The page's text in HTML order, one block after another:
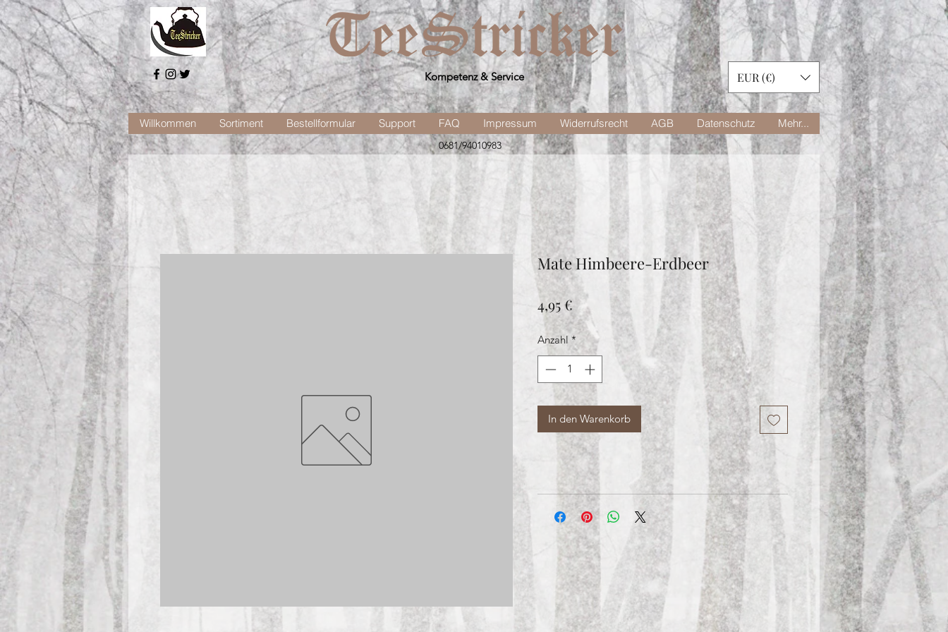
Kompetenz & Service EUR (€)
Willkommen Sortiment Bestellformular Support FAQ Impressum Widerrufsrecht AGB Datenschutz Mehr...
0681/94010983
Mate Himbeere-Erdbeer
4,95 €Preis
Anzahl *
In den Warenkorb